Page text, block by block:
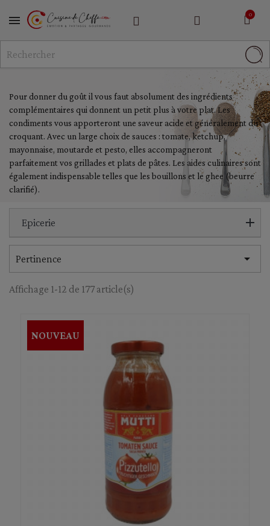
MENU
Pour donner du goût il vous faut absolument des ingrédients
complémentaires qui donnent un petit plus à votre plat. Les
condiments vous apporteront une saveur acide et généralement du
croquant. Avec un large choix de sauces : tomate, ketchup,
mayonnaise, moutarde et pesto, elles accompagneront
parfaitement vos grillades et plats de pâtes. Les aides culinaires sont
également indispensable telles que les bouillons et le ghee (beurre
clarifié).
Epicerie
Pertinence 
Affichage 1-12 de 177 article(s)
NOUVEAU